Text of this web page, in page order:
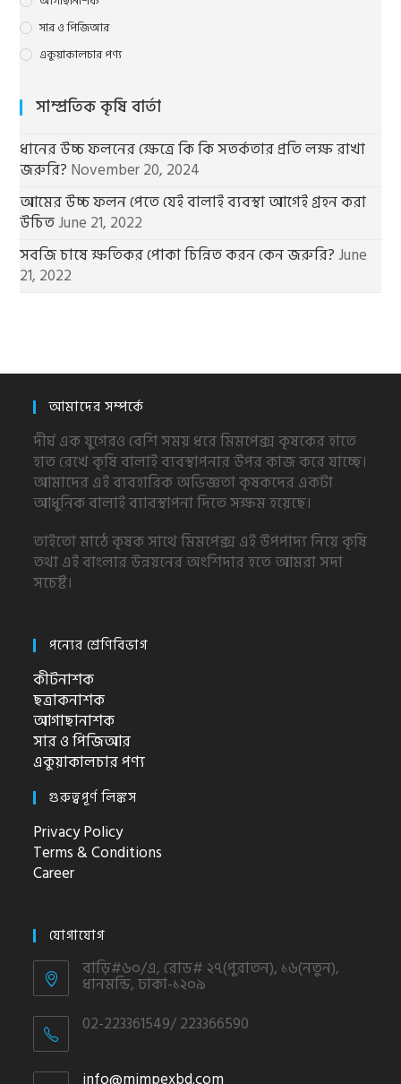
সার ও পিজিআর
একুয়াকালচার পণ্য
সাম্প্রতিক কৃষি বার্তা
ধানের উচ্চ ফলনের ক্ষেত্রে কি কি সতর্কতার প্রতি লক্ষ রাখা
জরুরি? November 20, 2024
আমের উচ্চ ফলন পেতে যেই বালাই ব্যবস্থা আগেই গ্রহন করা
উচিতJune 21, 2022
সবজি চাষে ক্ষতিকর পোকা চিন্নিত করন কেন জরুরি?June
21, 2022
আমাদের সম্পর্কে
দীর্ঘ এক যুগেরও বেশি সময় ধরে মিমপেক্স কৃষকের হাতে
হাত রেখে কৃষি বালাই ব্যবস্থাপনার উপর কাজ করে যাচ্ছে।
আমাদের এই ব্যবহারিক অভিজ্ঞতা কৃষকদের একটা
আধুনিক বালাই ব্যাবস্থাপনা দিতে সক্ষম হয়েছে।
তাইতো মাঠে কৃষক সাথে মিমপেক্স এই উপপাদ্য নিয়ে কৃষি
তথা এই বাংলার উন্নয়নের অংশিদার হতে আমরা সদা
সচেষ্ট।
পন্যের শ্রেণিবিভাগ
কীটনাশক
ছত্রাকনাশক
আগাছানাশক
সার ও পিজিআর
একুয়াকালচার পণ্য
গুরুত্বপূর্ণ লিঙ্কস
Privacy Policy
Terms & Conditions
Career
যোগাযোগ
বাড়ি#৬০/এ, রোড# ২৭(পুরাতন), ১৬(নতুন),
ধানমন্ডি, ঢাকা-১২০৯
02-223361549/ 223366590